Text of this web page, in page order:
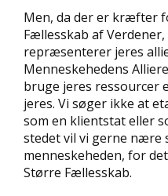
Men, da der er kræfter
Fællesskab af Verdener,
repræsenterer jeres
Menneskehedens
bruge jeres ressourcer
jeres. Vi søger ikke at
som en klientstat eller
stedet vil vi gerne nære
menneskeheden, for
Større Fællesskab.